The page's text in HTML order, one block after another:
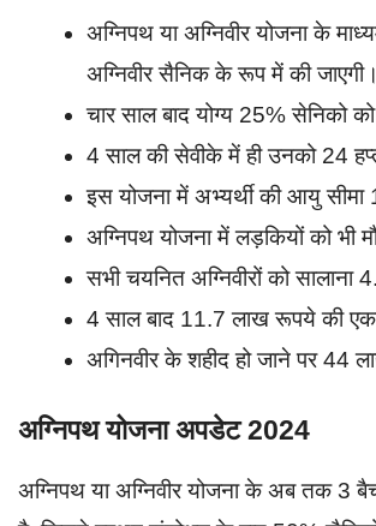
अग्निपथ या अग्निवीर योजना के
अग्निवीर सैनिक के रूप में की जाएगी।
चार साल बाद योग्य 25% सेनिको
4 साल की सेवीके में ही उनको 24
इस योजना में अभ्यर्थी की आयु
अग्निपथ योजना में लड़कियों को भी
सभी चयनित अग्निवीरों को सालाना
4 साल बाद 11.7 लाख रूपये की
अगिनवीर के शहीद हो जाने पर 44
अग्निपथ योजना अपडेट 2024
अग्निपथ या अग्निवीर योजना के अब तक 3